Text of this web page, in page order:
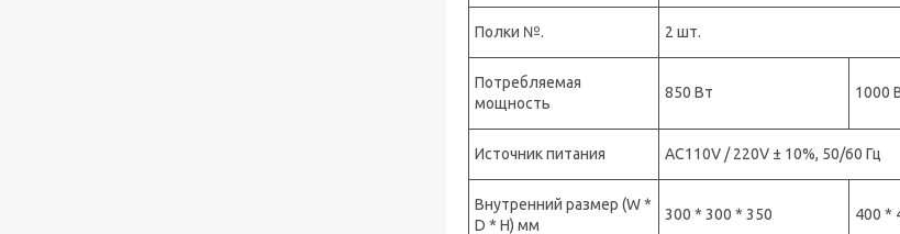
Полки №. 2 шт.
Потребляемая
мощность
850 Вт 1000
Источник питания AC110V / 220V ± 10%, 50/60 Гц
Внутренний размер (W *
D * H) мм
300 * 300 * 350 400 *